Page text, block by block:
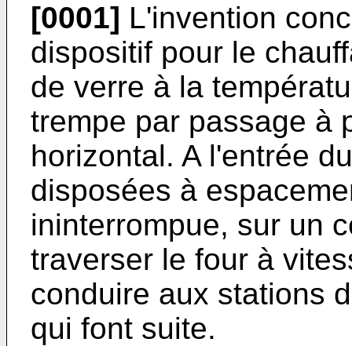
[0001] L'invention
dispositif pour le
de verre à la
trempe par passage à
horizontal. A l'entrée
disposées à
ininterrompue, sur un
traverser le four à
conduire aux stations
qui font suite.